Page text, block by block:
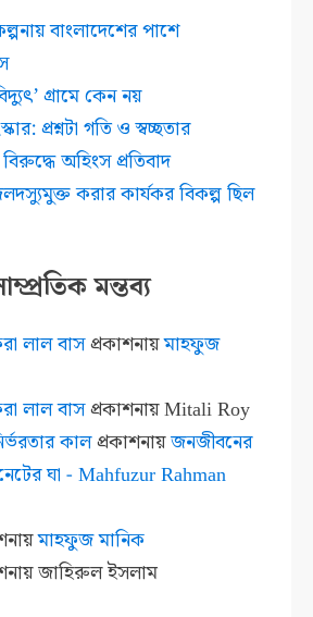
বাংলাদেশের পাশে
গ্রামে কেন নয়
প্রশ্নটা গতি ও স্বচ্ছতার
বিরুদ্ধে অহিংস প্রতিবাদ
করার কার্যকর বিকল্প ছিল
মন্তব্য
লাল বাসপ্রকাশনায়মাহফুজ
লাল বাসপ্রকাশনায়Mitali Roy
কালপ্রকাশনায়জনজীবনের
ঘা - Mahfuzur Rahman
মাহফুজ মানিক
জাহিরুল ইসলাম